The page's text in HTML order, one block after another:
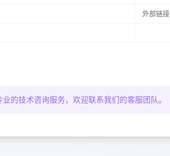
外部链接
的技术咨询服务，欢迎联系我们的客服团队。